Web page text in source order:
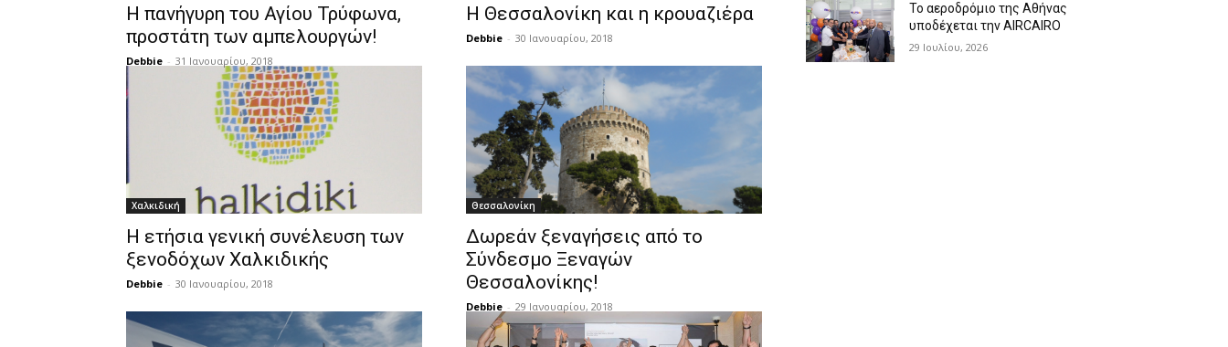
Η πανήγυρη του Αγίου Τρύφωνα,
προστάτη των αμπελουργών!
Debbie - 31 Ιανουαρίου, 2018
Η Θεσσαλονίκη και η κρουαζιέρα
Debbie - 30 Ιανουαρίου, 2018
Χαλκιδική
Η ετήσια γενική συνέλευση των
ξενοδόχων Χαλκιδικής
Debbie - 30 Ιανουαρίου, 2018
Θεσσαλονίκη
Δωρεάν ξεναγήσεις από το
Σύνδεσμο Ξεναγών
Θεσσαλονίκης!
Debbie - 29 Ιανουαρίου, 2018
Το αεροδρόμιο της Αθήνας
υποδέχεται την AIRCAIRO
29 Ιουλίου, 2026